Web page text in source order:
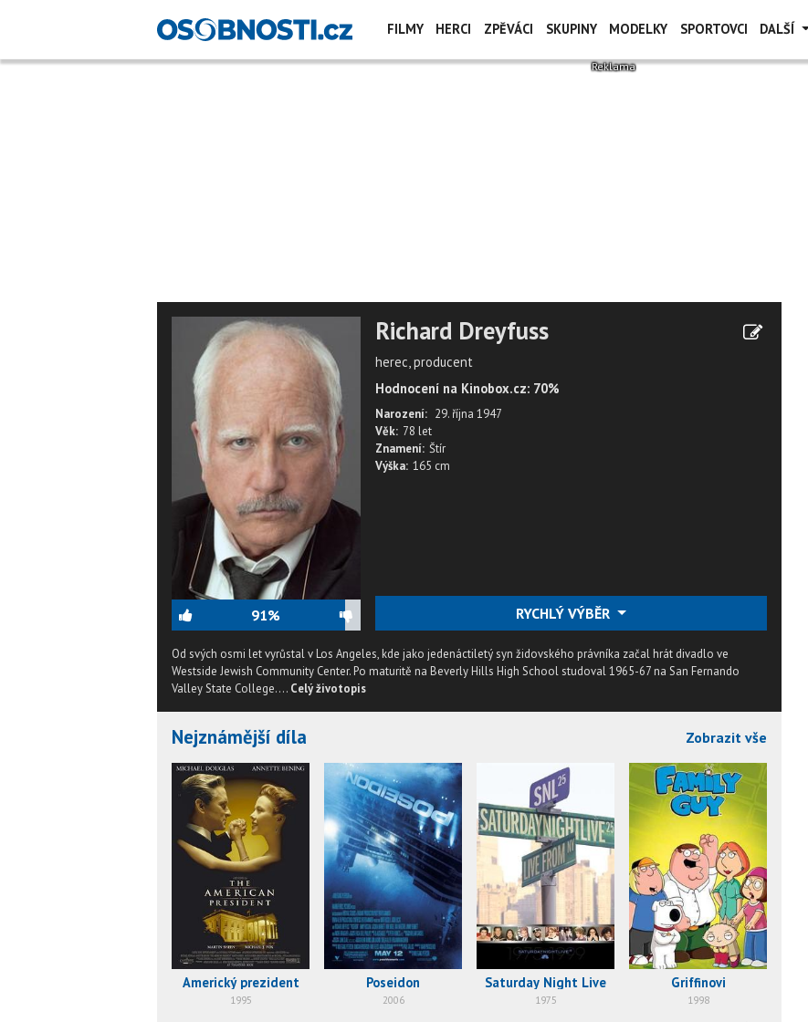
FILMY HERCI ZPĚVÁCI SKUPINY MODELKY SPORTOVCI DALŠÍ
91%
Richard Dreyfuss
herec, producent
Hodnocení na Kinobox.cz: 70%
Narození: 29. října 1947
Věk: 78 let
Znamení: Štír
Výška: 165 cm
RYCHLÝ VÝBĚR
Od svých osmi let vyrůstal v Los Angeles, kde jako jedenáctiletý syn židovského právníka začal hrát divadlo ve
Westside Jewish Community Center. Po maturitě na Beverly Hills High School studoval 1965-67 na San Fernando
Valley State College.... Celý životopis
Nejznámější díla Zobrazit vše
Americký prezident
1995
Poseidon
2006
Saturday Night Live
1975
Griffinovi
1998